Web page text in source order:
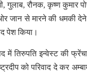
रौनक, कृष्ण कुमार
जान से मारने की धमकी
पेश किया।
में तिरुपति इन्वेस्ट की
को परिवाद दे कर